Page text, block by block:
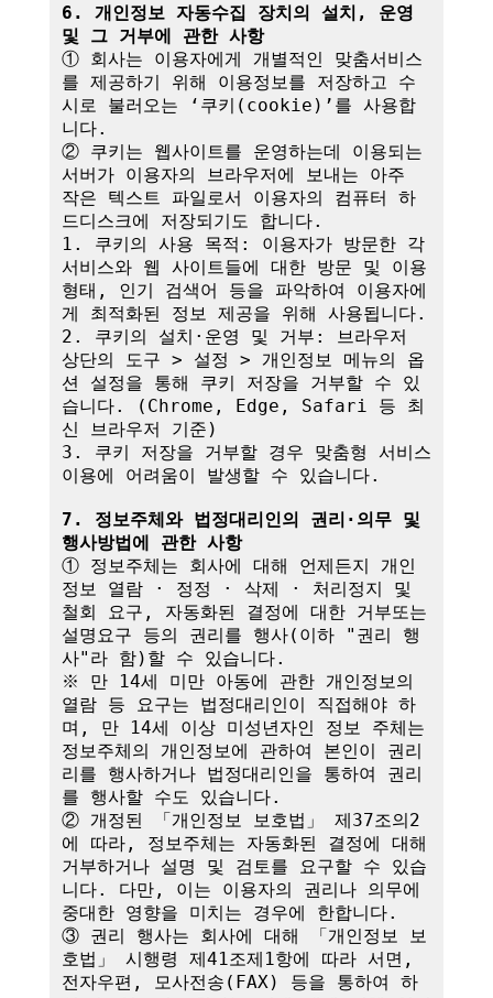
6. 개인정보 자동수집 장치의 설치, 운영
및 그 거부에 관한 사항
① 회사는 이용자에게 개별적인 맞춤서비스
를 제공하기 위해 이용정보를 저장하고 수
시로 불러오는 ‘쿠키(cookie)’를 사용합
니다.
② 쿠키는 웹사이트를 운영하는데 이용되는
서버가 이용자의 브라우저에 보내는 아주
작은 텍스트 파일로서 이용자의 컴퓨터 하
드디스크에 저장되기도 합니다.
1. 쿠키의 사용 목적: 이용자가 방문한 각
서비스와 웹 사이트들에 대한 방문 및 이용
형태, 인기 검색어 등을 파악하여 이용자에
게 최적화된 정보 제공을 위해 사용됩니다.
2. 쿠키의 설치·운영 및 거부: 브라우저
상단의 도구 > 설정 > 개인정보 메뉴의 옵
션 설정을 통해 쿠키 저장을 거부할 수 있
습니다. (Chrome, Edge, Safari 등 최
신 브라우저 기준)
3. 쿠키 저장을 거부할 경우 맞춤형 서비스
이용에 어려움이 발생할 수 있습니다.
7. 정보주체와 법정대리인의 권리·의무 및
행사방법에 관한 사항
① 정보주체는 회사에 대해 언제든지 개인
정보 열람 · 정정 · 삭제 · 처리정지 및
철회 요구, 자동화된 결정에 대한 거부또는
설명요구 등의 권리를 행사(이하 "권리 행
사"라 함)할 수 있습니다.
※ 만 14세 미만 아동에 관한 개인정보의
열람 등 요구는 법정대리인이 직접해야 하
며, 만 14세 이상 미성년자인 정보 주체는
정보주체의 개인정보에 관하여 본인이 권리
리를 행사하거나 법정대리인을 통하여 권리
를 행사할 수도 있습니다.
② 개정된 「개인정보 보호법」 제37조의2
에 따라, 정보주체는 자동화된 결정에 대해
거부하거나 설명 및 검토를 요구할 수 있습
니다. 다만, 이는 이용자의 권리나 의무에
중대한 영향을 미치는 경우에 한합니다.
③ 권리 행사는 회사에 대해 「개인정보 보
호법」 시행령 제41조제1항에 따라 서면,
전자우편, 모사전송(FAX) 등을 통하여 하